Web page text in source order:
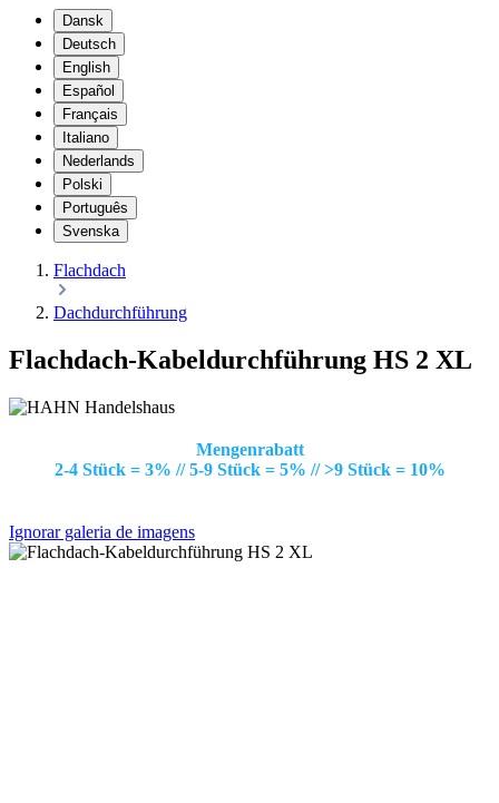
Dansk
Deutsch
English
Español
Français
Italiano
Nederlands
Polski
Português
Svenska
Flachdach
Dachdurchführung
Flachdach-Kabeldurchführung HS 2 XL
Mengenrabatt
2-4 Stück = 3% // 5-9 Stück = 5% // >9 Stück = 10%
Ignorar galeria de imagens